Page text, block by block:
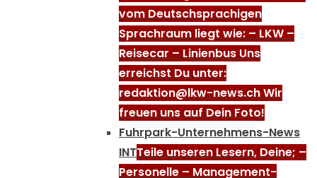
vom Deutschsprachigen
Sprachraum liegt wie: – LKW –
Reisecar – Linienbus Uns
erreichst Du unter:
redaktion@lkw-news.ch Wir
freuen uns auf Dein Foto!
Fuhrpark-Unternehmens-News
INTTeile unseren Lesern, Deine; –
Personelle – Management-